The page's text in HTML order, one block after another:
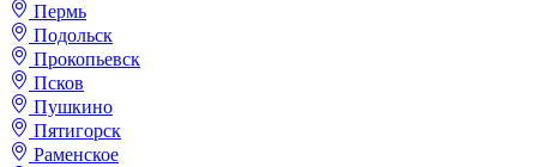
Пермь
Подольск
Прокопьевск
Псков
Пушкино
Пятигорск
Раменское